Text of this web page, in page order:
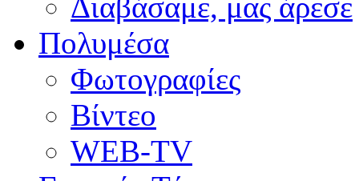
Πολυμέσα
Φωτογραφίες
Βίντεο
WEB-TV